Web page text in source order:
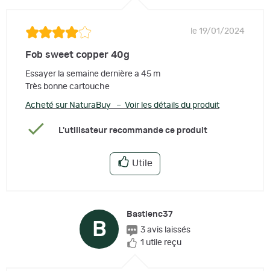
le 19/01/2024
Fob sweet copper 40g
Essayer la semaine dernière a 45 m
Très bonne cartouche
Acheté sur NaturaBuy – Voir les détails du produit
L'utilisateur recommande ce produit
Utile
B
Bastienc37
3 avis laissés
1 utile reçu